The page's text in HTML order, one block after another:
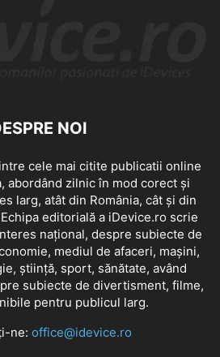
NOI
cele mai citite publicatii online
abordând zilnic în mod corect și
larg, atât din România, cât și din
editorială a iDevice.ro scrie
național, despre subiecte de
mediul de afaceri, mașini,
știință, sport, sănătate, având
subiecte de divertisment, filme,
pentru publicul larg.
ne: office@idevice.ro